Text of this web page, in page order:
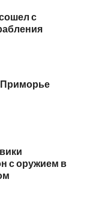
с
Приморье
с оружием в